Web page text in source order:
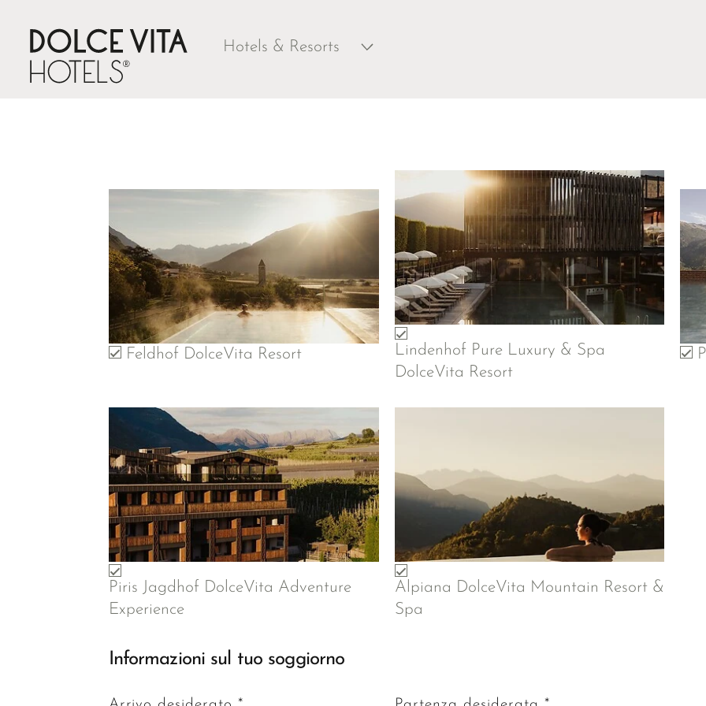
Hotels & Resorts
Feldhof DolceVita Resort
Lindenhof Pure Luxury & Spa
DolceVita Resort
Piris Jagdhof DolceVita Adventure
Experience
Alpiana DolceVita Mountain Resort &
Spa
Informazioni sul tuo soggiorno